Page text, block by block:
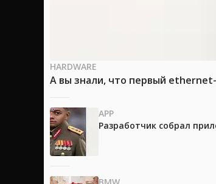
HARDWARE
А вы знали, что первый
APP
Разработчик собрал